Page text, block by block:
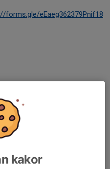
forms.gle/eEaeg362379Pnif18
kakor